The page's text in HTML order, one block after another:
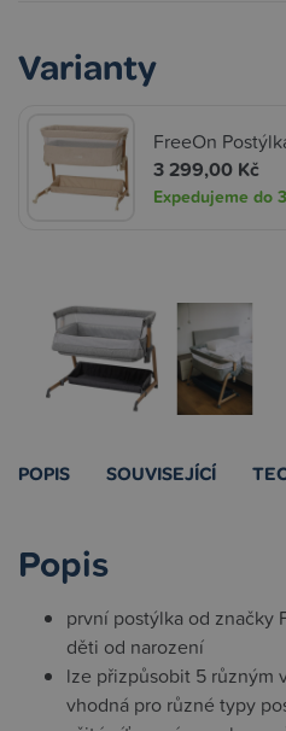
Varianty
FreeOn
3 299,00 Kč
Expedujeme do
POPIS SOUVISEJÍCÍ
Popis
první postýlka od značky
děti od narození
lze přizpůsobit 5 různým
vhodná pro různé typy